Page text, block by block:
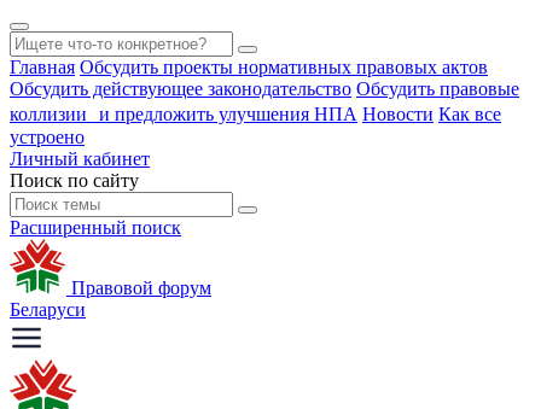
Главная Обсудить проекты нормативных правовых актов
Обсудить действующее законодательство Обсудить правовые
коллизии и предложить улучшения НПА Новости Как все
устроено
Личный кабинет
Поиск по сайту
Расширенный поиск
Правовой форум
Беларуси